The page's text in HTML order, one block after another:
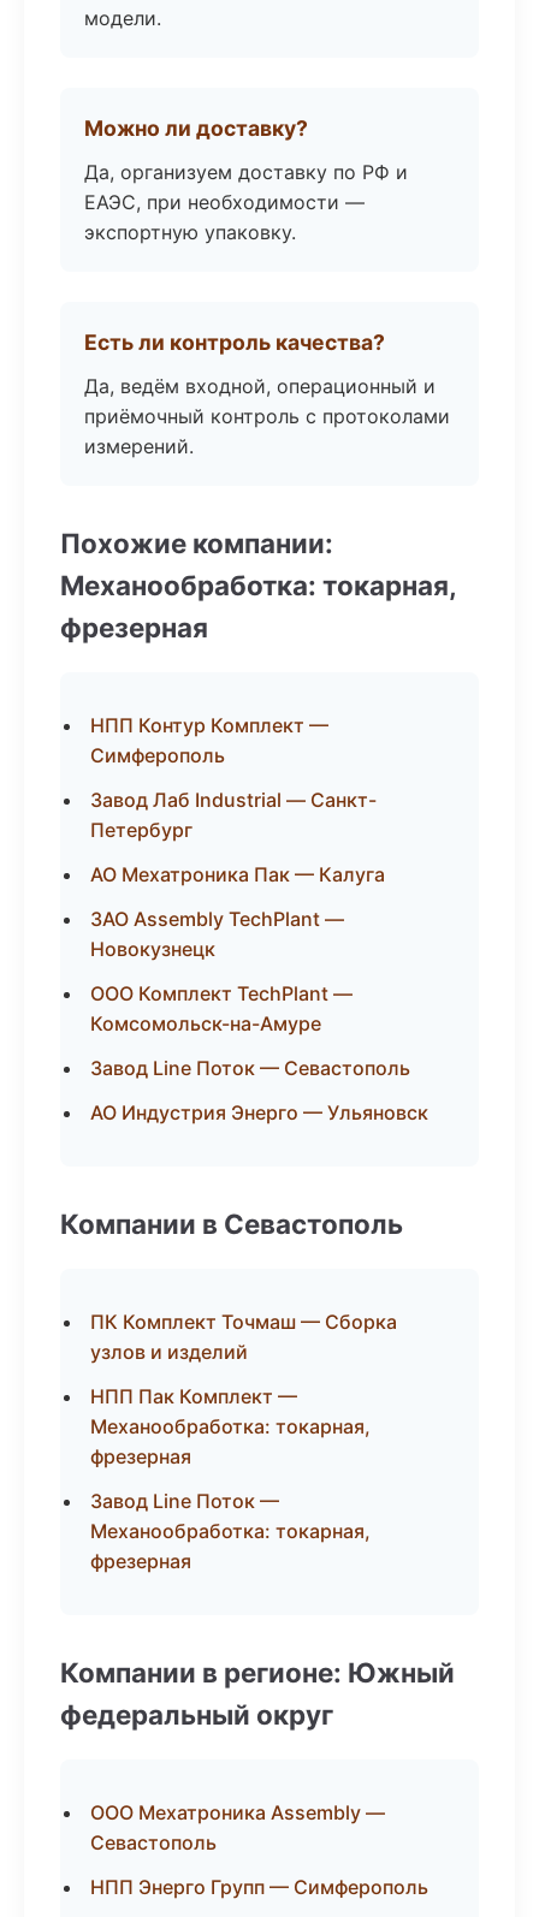
модели.
Можно ли доставку?
Да, организуем доставку по РФ и
ЕАЭС, при необходимости —
экспортную упаковку.
Есть ли контроль качества?
Да, ведём входной, операционный и
приёмочный контроль с протоколами
измерений.
Похожие компании:
Механообработка: токарная,
фрезерная
НПП Контур Комплект —
Симферополь
Завод Лаб Industrial — Санкт-
Петербург
АО Мехатроника Пак — Калуга
ЗАО Assembly TechPlant —
Новокузнецк
ООО Комплект TechPlant —
Комсомольск-на-Амуре
Завод Line Поток — Севастополь
АО Индустрия Энерго — Ульяновск
Компании в Севастополь
ПК Комплект Точмаш — Сборка
узлов и изделий
НПП Пак Комплект —
Механообработка: токарная,
фрезерная
Завод Line Поток —
Механообработка: токарная,
фрезерная
Компании в регионе: Южный
федеральный округ
ООО Мехатроника Assembly —
Севастополь
НПП Энерго Групп — Симферополь